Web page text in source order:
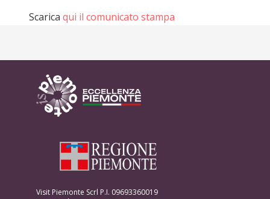
Scarica qui il comunicato stampa
Visit Piemonte Scrl P.I. 09693360019